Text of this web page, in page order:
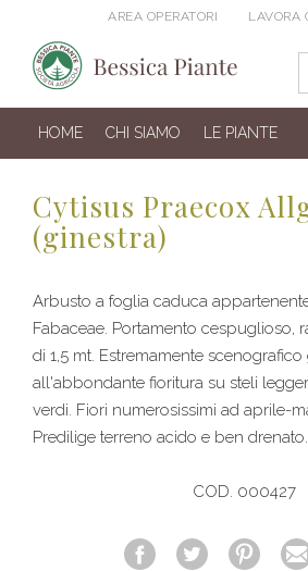
AREA OPERATORI LAVORA
HOME CHI SIAMO LE PIANTE
Cytisus Praecox
(ginestra)
Arbusto a foglia caduca
Fabaceae. Portamento cespuglioso,
di 1,5 mt. Estremamente scenografico
all'abbondante fioritura su steli
verdi. Fiori numerosissimi ad aprile-
Predilige terreno acido e ben drenato.
COD. 000427